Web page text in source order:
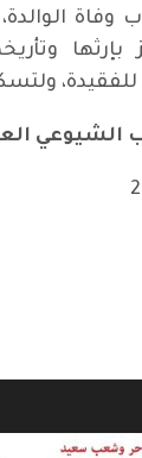
وفاة
للفقيدة،
الشيوعي
منظمة الحزب في